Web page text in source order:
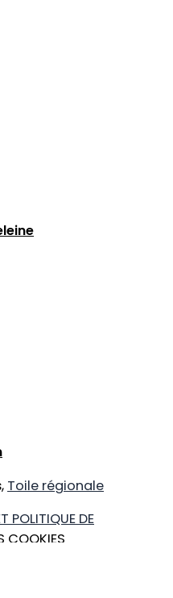
Toile régionale
POLITIQUE DE
COOKIES